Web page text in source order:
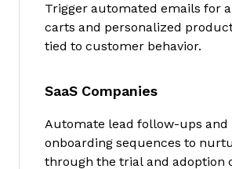
Trigger automated emails for
carts and personalized
tied to customer behavior.
SaaS Companies
Automate lead follow-ups
onboarding sequences to
through the trial and adoption